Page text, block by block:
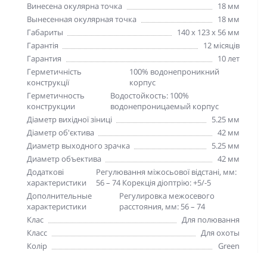
Винесена окулярна точка
18 мм
Вынесенная окулярная точка
18 мм
Габариты
140 х 123 х 56 мм
Гарантія
12 місяців
Гарантия
10 лет
Герметичність
конструкції
100% водонепроникний
корпус
Герметичность
конструкции
Водостойкость: 100%
водонепроницаемый корпус
Діаметр вихідної зіниці
5.25 мм
Діаметр об'єктива
42 мм
Диаметр выходного зрачка
5.25 мм
Диаметр объектива
42 мм
Додаткові
характеристики
Регулювання міжосьової відстані, мм:
56 – 74 Корекція діоптрію: +5/-5
Дополнительные
характеристики
Регулировка межосевого
расстояния, мм: 56 – 74
Клас
Для полювання
Класс
Для охоты
Колір
Green